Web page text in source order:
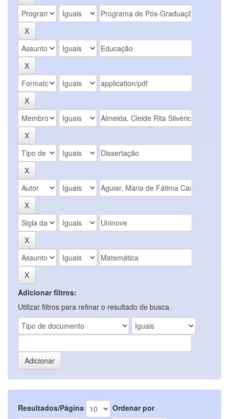
Adicionar filtros:
Utilizar filtros para refinar o resultado de busca.
Resultados/Página Ordenar por